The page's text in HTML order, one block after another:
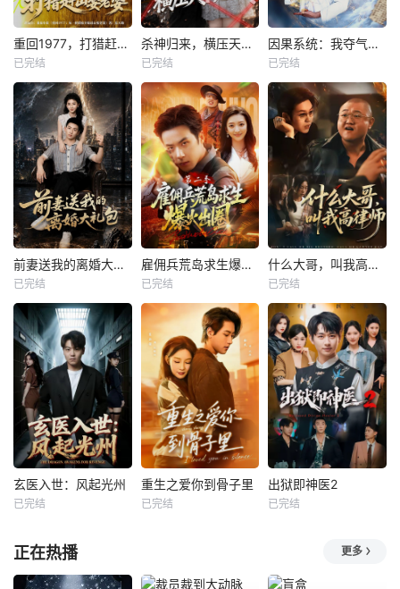
重回1977，打猎赶山娶老婆
已完结
杀神归来，横压天下无敌
已完结
因果系统：我夺气运救苍生
已完结
前妻送我的离婚大礼包
已完结
雇佣兵荒岛求生爆火出圈第二季
已完结
什么大哥，叫我高律师
已完结
玄医入世：风起光州
已完结
重生之爱你到骨子里
已完结
出狱即神医2
已完结
正在热播 更多